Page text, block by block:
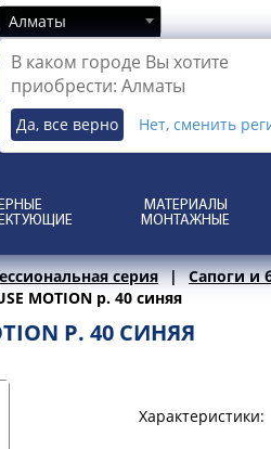
Алматы
В каком городе Вы хотите
приобрести: Алматы
Да, все верно Нет, сменить
ДЛЯ РОЗНИЧНЫХ И
МАТЕРИАЛЫ
МОНТАЖНЫЕ
серия
Сапоги и
MOTION р. 40 синяя
Р. 40 СИНЯЯ
Характеристики: